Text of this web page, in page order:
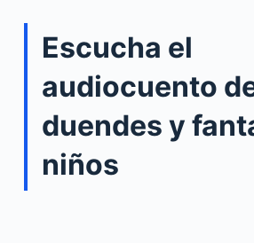
Escucha el
audiocuento
duendes y
niños